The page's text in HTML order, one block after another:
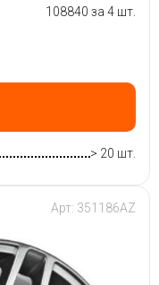
108840 за 4 шт.
> 20 шт.
Арт: 351186AZ